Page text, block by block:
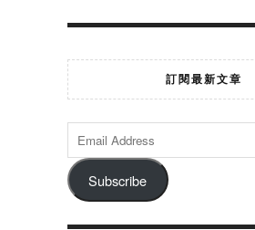
訂閱最新文章
Subscribe